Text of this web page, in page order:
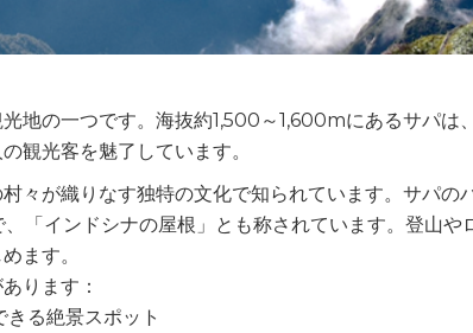
地の一つです。海抜約1,500～1,600mにあるサパは
観光客を魅了しています。
々が織りなす独特の文化で知られています。サパの
「インドシナの屋根」とも称されています。登山や
ます。
ります：
きる絶景スポット